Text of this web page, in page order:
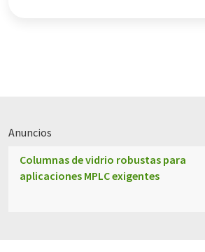
Anuncios
Columnas de vidrio robustas para
aplicaciones MPLC exigentes